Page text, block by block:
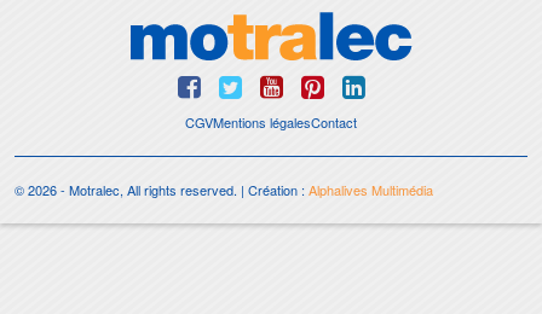
CGVMentions légalesContact
© 2026 - Motralec, All rights reserved. | Création :Alphalives Multimédia